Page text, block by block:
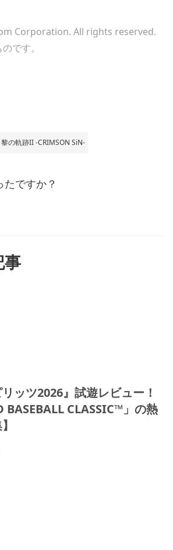
Corporation. All rights reserved.
です。
の軌跡II -CRIMSON SiN-
ですか？
事
リッツ2026』試遊レビュー！
BASEBALL CLASSIC™」の熱